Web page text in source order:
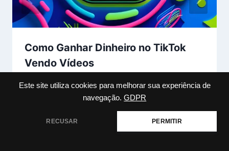
Este site utiliza cookies para melhorar sua experiência de
navegação. GDPR
RECUSAR PERMITIR
Como Ganhar Dinheiro no TikTok
Vendo Vídeos
Por marcosviniciusr550 julho 21, 2024